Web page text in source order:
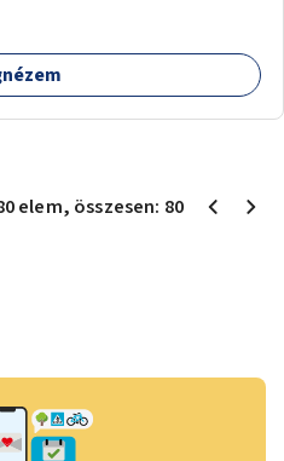
elem, összesen: 80